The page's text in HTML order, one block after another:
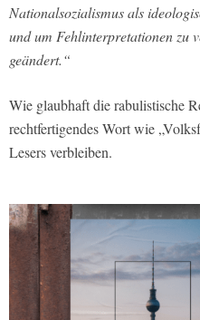
Nationalsozialismus als
und um Fehlinterpretationen zu
geändert.“
Wie glaubhaft die rabulistische
rechtfertigendes Wort wie
Lesers verbleiben.